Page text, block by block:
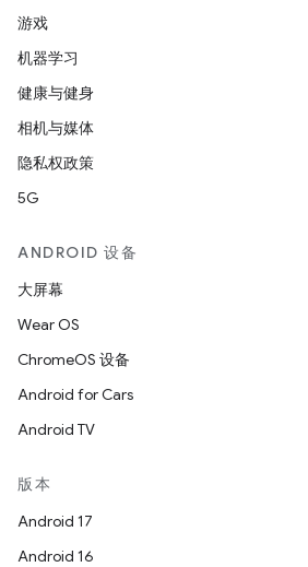
游戏
机器学习
健康与健身
相机与媒体
隐私权政策
5G
ANDROID 设备
大屏幕
Wear OS
ChromeOS 设备
Android for Cars
Android TV
版本
Android 17
Android 16